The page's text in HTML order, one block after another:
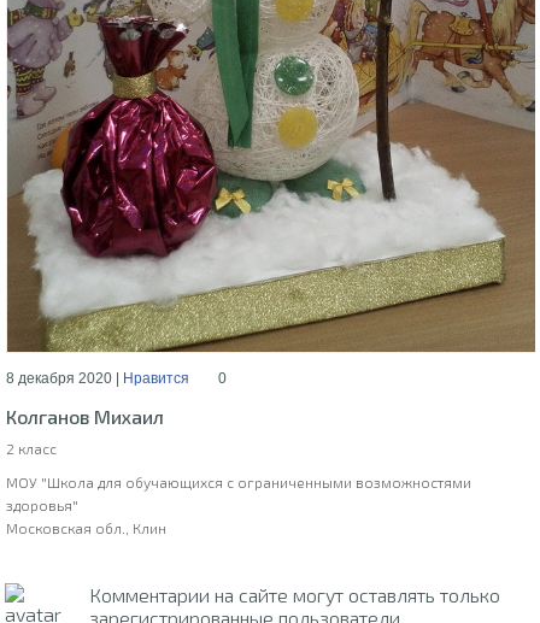
8 декабря 2020 | Нравится 0
Колганов Михаил
2 класс
МОУ "Школа для обучающихся с ограниченными возможностями
здоровья"
Московская обл., Клин
Комментарии на сайте могут оставлять только
зарегистрированные пользователи.